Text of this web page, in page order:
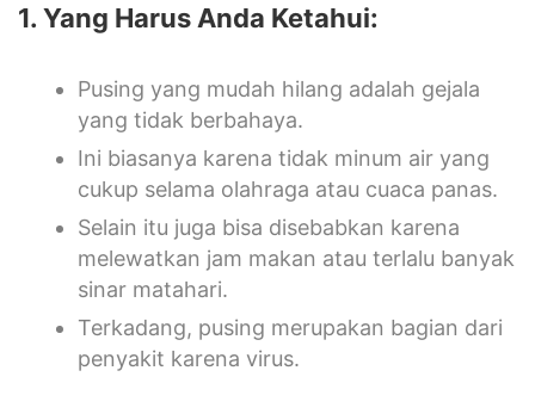
1. Yang Harus Anda Ketahui:
Pusing yang mudah hilang adalah gejala
yang tidak berbahaya.
Ini biasanya karena tidak minum air yang
cukup selama olahraga atau cuaca panas.
Selain itu juga bisa disebabkan karena
melewatkan jam makan atau terlalu banyak
sinar matahari.
Terkadang, pusing merupakan bagian dari
penyakit karena virus.